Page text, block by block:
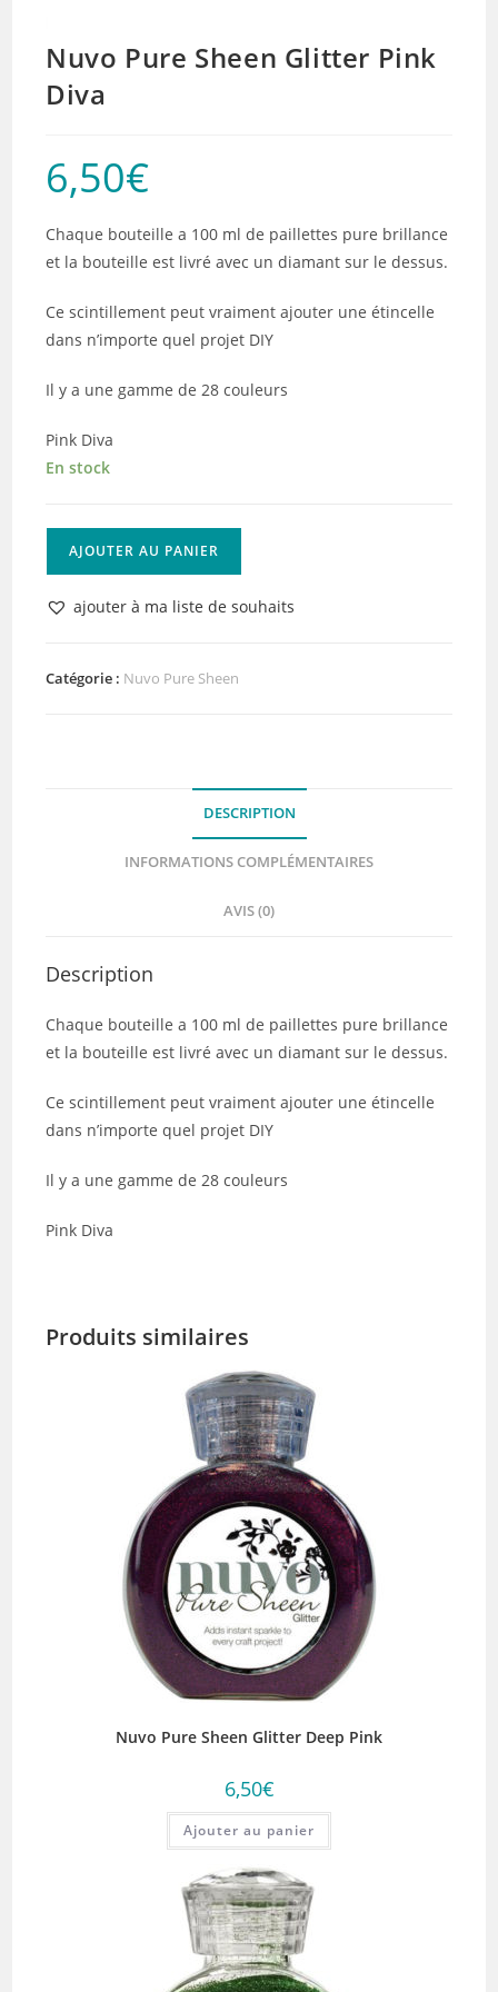
Nuvo Pure Sheen Glitter Pink
Diva
6,50€
Chaque bouteille a 100 ml de paillettes pure brillance
et la bouteille est livré avec un diamant sur le dessus.
Ce scintillement peut vraiment ajouter une étincelle
dans n’importe quel projet DIY
Il y a une gamme de 28 couleurs
Pink Diva
En stock
Nuvo
Glitter
AJOUTER AU PANIER
ajouter à ma liste de souhaits
Catégorie : Nuvo Pure Sheen
DESCRIPTION
INFORMATIONS COMPLÉMENTAIRES
AVIS (0)
Description
Chaque bouteille a 100 ml de paillettes pure brillance
et la bouteille est livré avec un diamant sur le dessus.
Ce scintillement peut vraiment ajouter une étincelle
dans n’importe quel projet DIY
Il y a une gamme de 28 couleurs
Pink Diva
Produits similaires
Nuvo Pure Sheen Glitter Deep Pink
6,50€
Ajouter au panier